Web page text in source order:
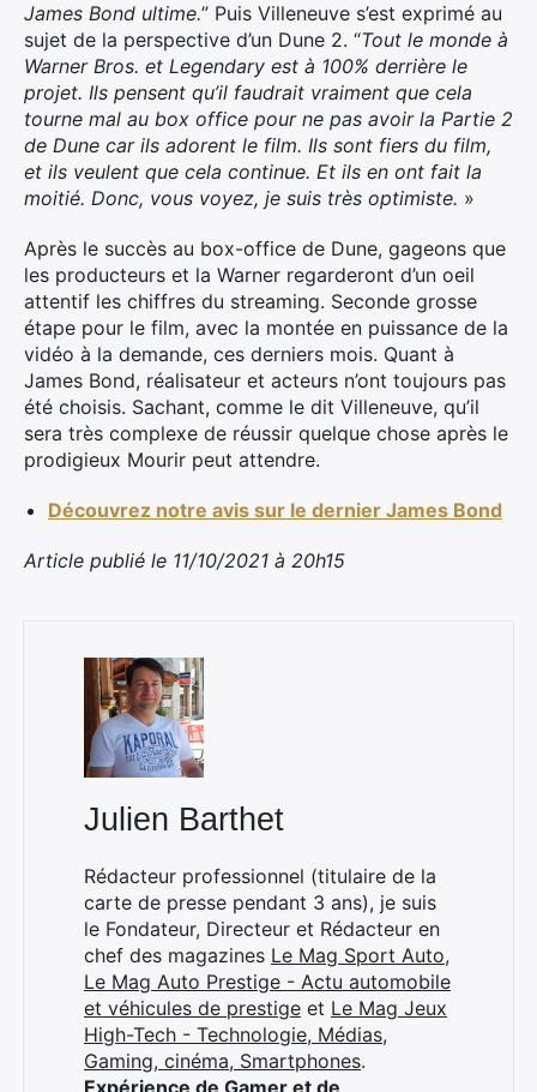
James Bond ultime.” Puis Villeneuve s’est exprimé au
sujet de la perspective d’un Dune 2. “Tout le monde à
Warner Bros. et Legendary est à 100% derrière le
projet. Ils pensent qu’il faudrait vraiment que cela
tourne mal au box office pour ne pas avoir la Partie 2
de Dune car ils adorent le film. Ils sont fiers du film,
et ils veulent que cela continue. Et ils en ont fait la
moitié. Donc, vous voyez, je suis très optimiste. »
Après le succès au box-office de Dune, gageons que
les producteurs et la Warner regarderont d’un oeil
attentif les chiffres du streaming. Seconde grosse
étape pour le film, avec la montée en puissance de la
vidéo à la demande, ces derniers mois. Quant à
James Bond, réalisateur et acteurs n’ont toujours pas
été choisis. Sachant, comme le dit Villeneuve, qu’il
sera très complexe de réussir quelque chose après le
prodigieux Mourir peut attendre.
Découvrez notre avis sur le dernier James Bond
Article publié le 11/10/2021 à 20h15
Julien Barthet
Rédacteur professionnel (titulaire de la
carte de presse pendant 3 ans), je suis
le Fondateur, Directeur et Rédacteur en
chef des magazines Le Mag Sport Auto,
Le Mag Auto Prestige - Actu automobile
et véhicules de prestige et Le Mag Jeux
High-Tech - Technologie, Médias,
Gaming, cinéma, Smartphones.
Expérience de Gamer et de